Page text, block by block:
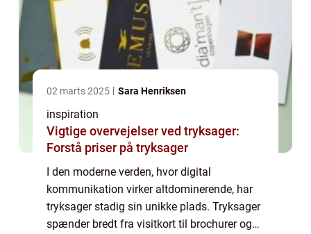
02 marts 2025 Sara Henriksen
inspiration
Vigtige overvejelser ved tryksager:
Forstå priser på tryksager
I den moderne verden, hvor digital
kommunikation virker altdominerende, har
tryksager stadig sin unikke plads. Tryksager
spænder bredt fra visitkort til brochurer og